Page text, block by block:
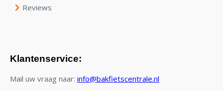
Reviews
Klantenservice:
Mail uw vraag naar: info@bakfietscentrale.nl